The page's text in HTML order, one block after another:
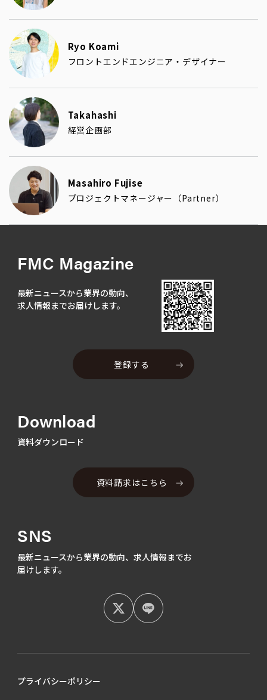
Ryo Koami
フロントエンドエンジニア・デザイナー
Takahashi
経営企画部
Masahiro Fujise
プロジェクトマネージャー（Partner）
FMC Magazine
最新ニュースから業界の動向、
求人情報までお届けします。
登録する
Download
資料ダウンロード
資料請求はこちら
SNS
最新ニュースから業界の動向、 求人情報までお
届けします。
プライバシーポリシー